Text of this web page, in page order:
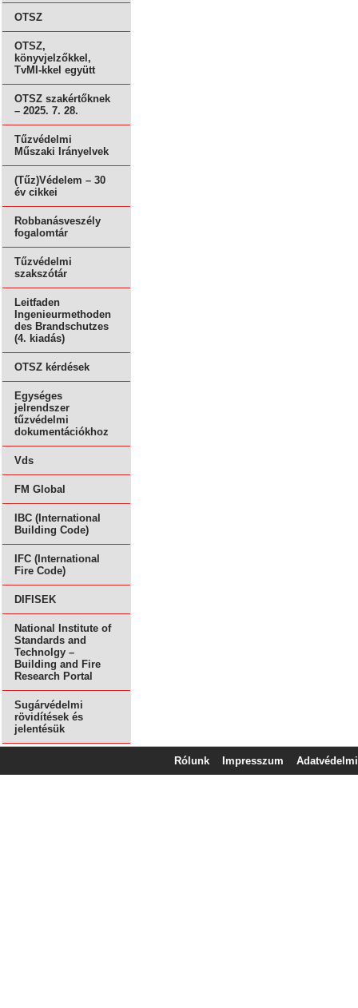
OTSZ
OTSZ,
könyvjelzőkkel,
TvMI-kkel együtt
OTSZ szakértőknek
– 2025. 7. 28.
Tűzvédelmi
Műszaki Irányelvek
(Tűz)Védelem – 30
év cikkei
Robbanásveszély
fogalomtár
Tűzvédelmi
szakszótár
Leitfaden
Ingenieurmethoden
des Brandschutzes
(4. kiadás)
OTSZ kérdések
Egységes
jelrendszer
tűzvédelmi
dokumentációkhoz
Vds
FM Global
IBC (International
Building Code)
IFC (International
Fire Code)
DIFISEK
National Institute of
Standards and
Technolgy –
Building and Fire
Research Portal
Sugárvédelmi
rövidítések és
jelentésük
Rólunk Impresszum